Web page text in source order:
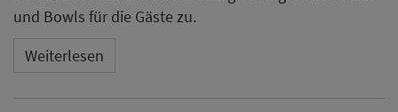
und Bowls für die Gäste zu.
Weiterlesen